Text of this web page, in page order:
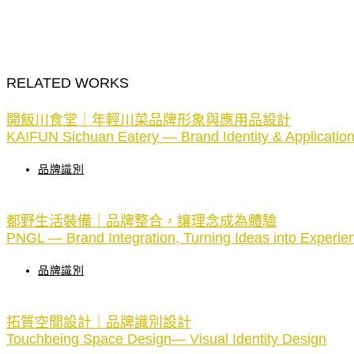
RELATED WORKS
開飯川食堂｜年輕川菜品牌形象與應用品設計
KAIFUN Sichuan Eatery — Brand Identity &
品牌識別
都野生活裝備｜品牌整合，讓理念成為體驗
PNGL — Brand Integration, Turning Ideas into
品牌識別
拓質空間設計｜品牌識別設計
Touchbeing Space Design— Visual Identity Design